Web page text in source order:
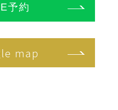
予約
map